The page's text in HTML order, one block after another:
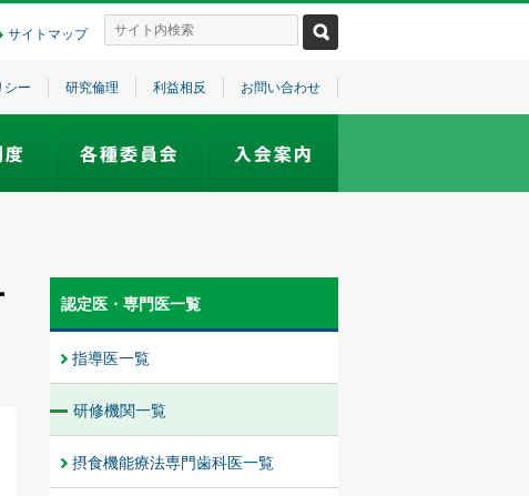
サイトマップ
シー 研究倫理 利益相反 お問い合わせ
認定医・専門医一覧
指導医一覧
研修機関一覧
摂食機能療法専門歯科医一覧